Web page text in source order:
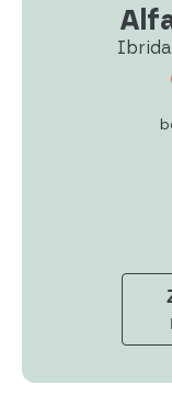
Ibrida